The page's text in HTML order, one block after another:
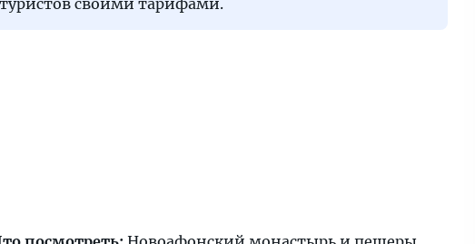
своими тарифами.